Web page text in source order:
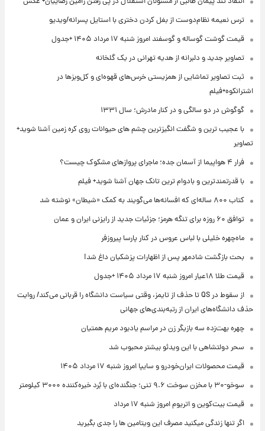
ترس نعیمه نظام‌دوست از بغل کردن دختری با استایل پسرانه/ویدیو
قیمت گوشت گوساله و گوسفند امروز شنبه ۱۷ مرداد ۱۴۰۵ +جدول
تصاویر جدید و دلبرانه از هدیه تهرانی در یک گلخانه
ثبت تصاویر تماشایی از همزیستی خرس‌های قهوه‌ای و کل‌وبزها در
اشترانکوه+فیلم
گوگوش در دو سالگی و در کنار مادرش؛ سال ۱۳۳۱
با عجیب ترین و شگفت انگیزترین چشم های حیوانات روی کره زمین آشنا شوید+
تصاویر
فرار ۴ هواپیما از آسمان جده؛ ماجرای پروازهای مشکوک چیست؟
با قدرتمندترین و بادوام ترین تانک جهان آشنا شوید+ فیلم
کتاب ۸۰۰ ساله‌ای که افسانه‌ها می‌گویند به کمک «شیطان» نوشته شد
توافق ۶۰ روزه برای تنگه هرمز؛ جزئیات جدید از رایزنی ایران و عمان
ماه‌چهره خلیلی با لباس عروس در کنار پارسا پیروزفر
بحث بازگشت شادمهر پس از اظهارات پزشکیان داغ شد!
قیمت طلا ۱۸عیار امروز شنبه ۱۷ مرداد ۱۴۰۵ +جدول
از سقوط در QS تا حذف از تایمز، وقتی سیاست دانشگاه را قربانی می‌کند/ روایت
حذف دانشگاه‌های ایران از رتبه‌بندی‌های جهانی
چهره بهت‌زده سه بازیگر زن در مراسم یادبود مریم همتیان
سحر دولتشاهی با این ویدئو بیشتر محبوب شد
قیمت محصولات ایران‌خودرو و سایپا امروز شنبه ۱۷ مرداد ۱۴۰۵
سوخو-۳۰ با مخزن سوخت ۹.۶ تنی؛ جنگنده‌ای با بُرد خیره‌کننده ۳۰۰۰ کیلومتر
قیمت بیت‌کوین و اتریوم امروز شنبه ۱۷ مرداد
اگر تنها زندگی میکنید مصرف این ویتامین ها را جدی بگیرید